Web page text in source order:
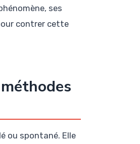
ses
contrer cette
ou spontané. Elle